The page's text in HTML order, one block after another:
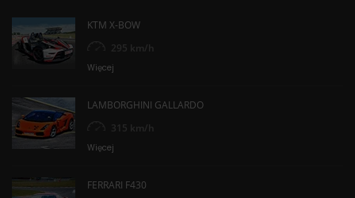
KTM X-BOW
295 km/h
Więcej
LAMBORGHINI GALLARDO
315 km/h
Więcej
FERRARI F430